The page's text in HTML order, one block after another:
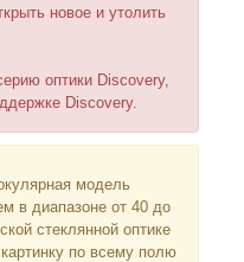
новое и утолить
оптики Discovery,
Discovery.
модель
в диапазоне от 40 до
стеклянной оптике
по всему полю